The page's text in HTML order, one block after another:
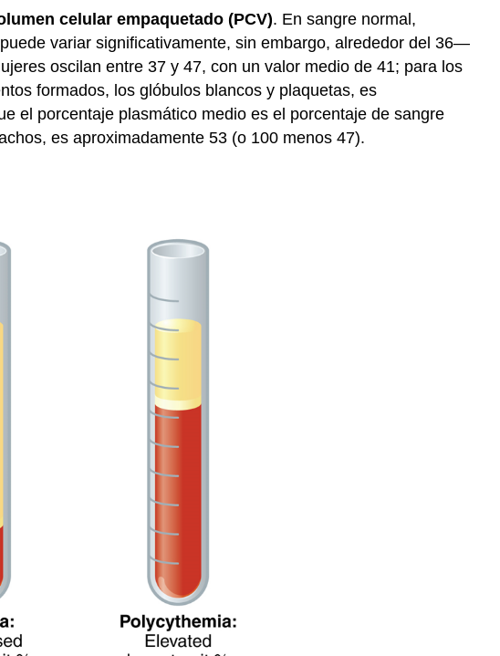
celular empaquetado (PCV). En sangre normal,
variar significativamente, sin embargo, alrededor del 36—
oscilan entre 37 y 47, con un valor medio de 41; para los
formados, los glóbulos blancos y plaquetas, es
el porcentaje plasmático medio es el porcentaje de sangre
es aproximadamente 53 (o 100 menos 47).